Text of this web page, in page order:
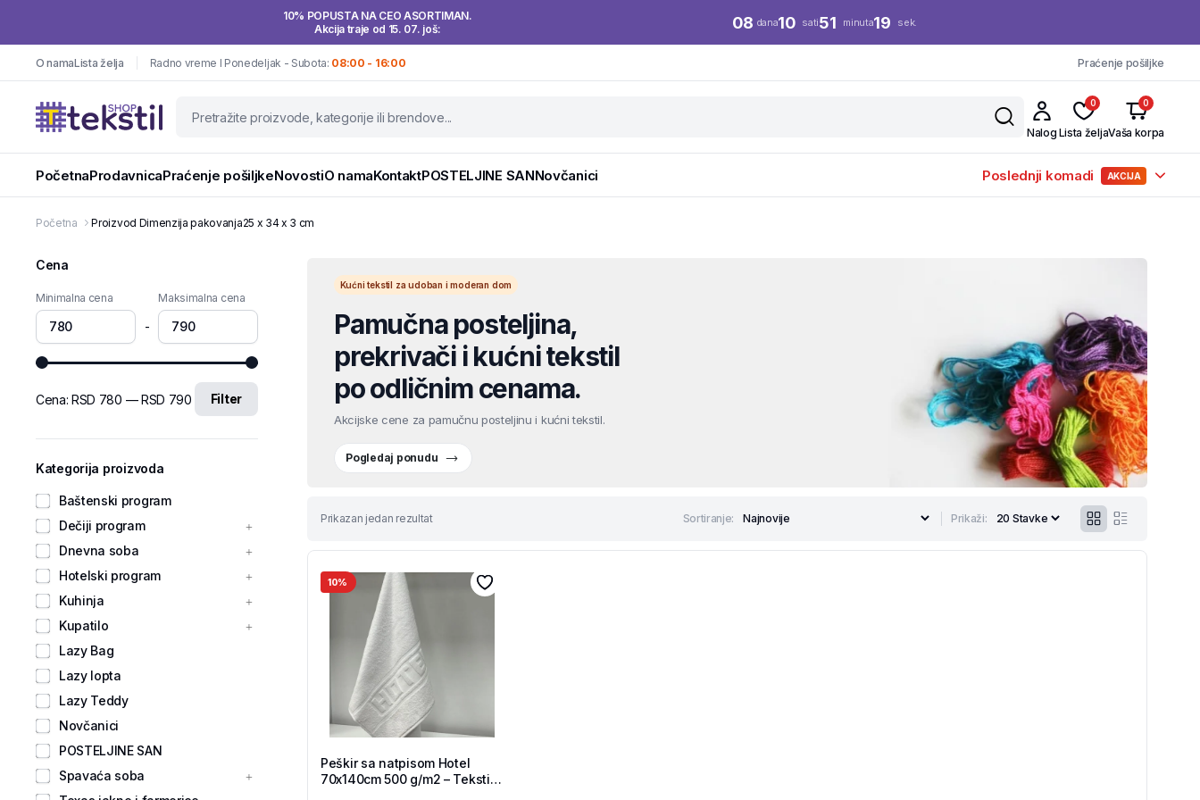
10% POPUSTA NA CEO ASORTIMAN.
Akcija traje od 15. 07. još:
08 dana10 sati51 minuta19 sek.
O namaLista želja Radno vreme I Ponedeljak - Subota: 08:00 - 16:00 Praćenje pošiljke
Nalog
0
Lista želja
0
Vaša korpa
PočetnaProdavnicaPraćenje pošiljkeNovostiO namaKontaktPOSTELJINE SANNovčanici Poslednji komadi AKCIJA
Početna Proizvod Dimenzija pakovanja25 x 34 x 3 cm
Kućni tekstil za udoban i moderan dom
Pamučna posteljina,
prekrivači i kućni tekstil
po odličnim cenama.
Akcijske cene za pamučnu posteljinu i kućni tekstil.
Pogledaj ponudu
Prikazan jedan rezultat Sortiranje: Prikaži:
10%
Peškir sa natpisom Hotel
70x140cm 500 g/m2 – Tekstil
Cena
Minimalna cena
-
Maksimalna cena
Filter
Cena:RSD 780 —RSD 790
Kategorija proizvoda
Baštenski program
Dečiji program
Dnevna soba
Hotelski program
Kuhinja
Kupatilo
Lazy Bag
Lazy lopta
Lazy Teddy
Novčanici
POSTELJINE SAN
Spavaća soba